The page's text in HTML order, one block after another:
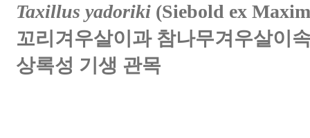
Taxillus yadoriki (Siebold ex
꼬리겨우살이과 참나무겨우살이
상록성 기생 관목